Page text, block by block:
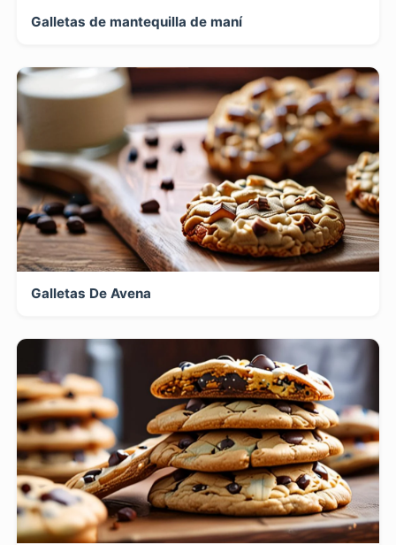
Galletas de mantequilla de maní
Galletas De Avena